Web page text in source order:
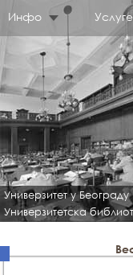
Инфо Услуге
Универзитет у Београду
Универзитетска